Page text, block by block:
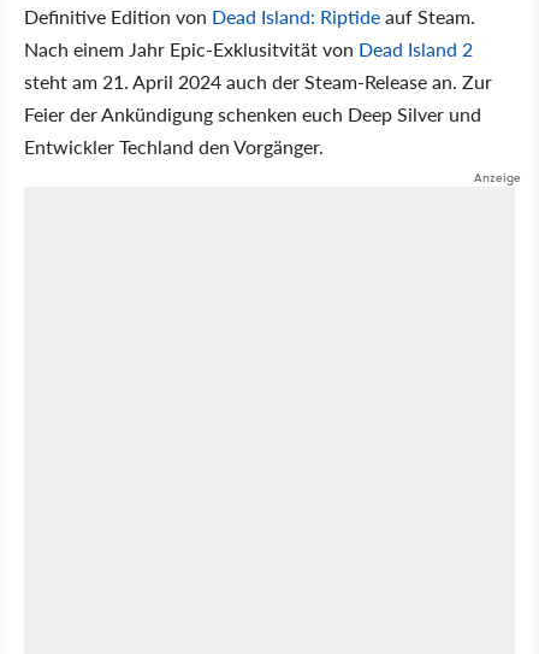
Definitive Edition von Dead Island: Riptideauf Steam.
Nach einem Jahr Epic-Exklusitvität von Dead Island 2
steht am 21. April 2024 auch der Steam-Release an. Zur
Feier der Ankündigung schenken euch Deep Silver und
Entwickler Techland den Vorgänger.